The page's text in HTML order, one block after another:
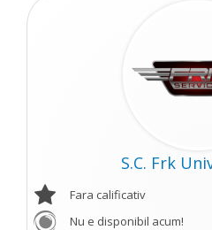
S.C. Frk
Fara calificativ
Nu e disponibil acum!